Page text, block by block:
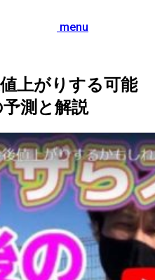
menu
上がりする可能
測と解説